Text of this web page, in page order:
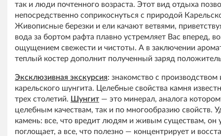
так и люди почтенного возраста. Этот вид отдыха
непосредственно соприкоснуться с природой
Живописные березки и ели качают ветвями,
вода за бортом рафта плавно устремляет Вас вперед,
ощущением свежести и чистоты. А в заключении
теплый костер дополнит полученный заряд
Эксклюзивная экскурсия: знакомство с производством
карельского шунгита. Целебные свойства камня
трех столетий. Шунгит — это минерал, аналога
целебным качествам, так и по многообразию свойств.
камень: все, что вредит людям и живым существам, он
поглощает, а все, что полезно — концентрирует и